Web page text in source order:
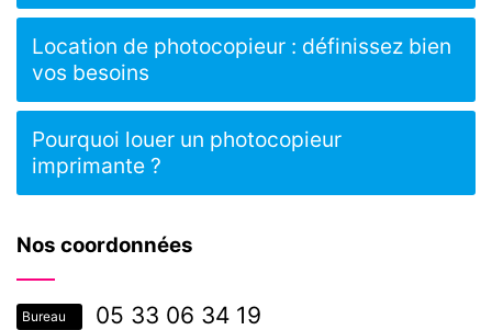
Nos coordonnées
Bureau 05 33 06 34 19
Location de photocopieur : définissez bien
vos besoins
Pourquoi louer un photocopieur
imprimante ?